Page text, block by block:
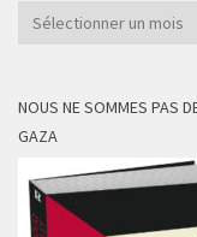
Archives
NOUS NE SOMMES PAS
GAZA